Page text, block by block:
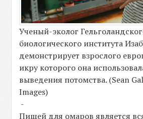
Ученый-эколог
биологического института
демонстрирует взрослого
икру которого она
выведения потомства. (Sean
Images)
-
Пищей для омаров является